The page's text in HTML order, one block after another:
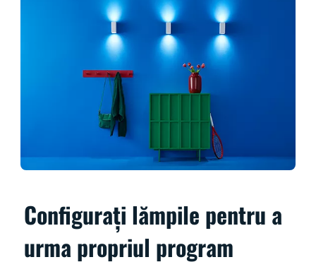
Configurați lămpile pentru a
urma propriul program